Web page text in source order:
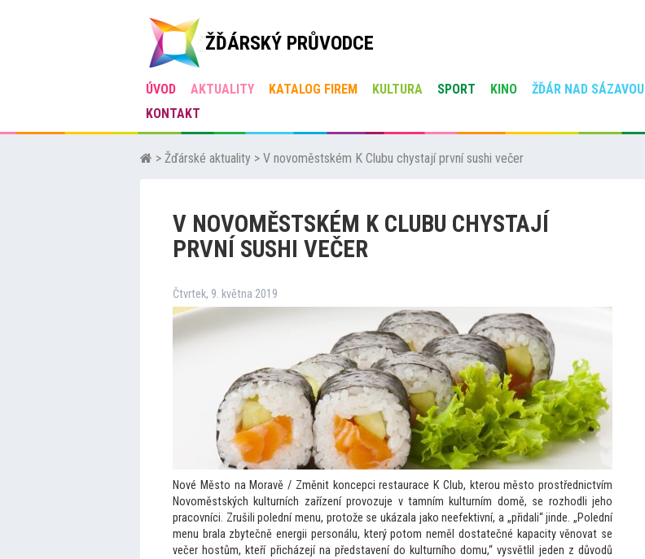
ŽĎÁRSKÝ PRŮVODCE
ÚVOD AKTUALITY KATALOG FIREM KULTURA SPORT KINO ŽĎÁR NAD SÁZAVOU
KONTAKT
> Žďárské aktuality > V novoměstském K Clubu chystají první sushi večer
V NOVOMĚSTSKÉM K CLUBU CHYSTAJÍ
PRVNÍ SUSHI VEČER
Čtvrtek, 9. května 2019
Nové Město na Moravě / Změnit koncepci restaurace K Club, kterou město prostřednictvím
Novoměstských kulturních zařízení provozuje v tamním kulturním domě, se rozhodli jeho
pracovníci. Zrušili polední menu, protože se ukázala jako neefektivní, a „přidali“ jinde. „Polední
menu brala zbytečně energii personálu, který potom neměl dostatečné kapacity věnovat se
večer hostům, kteří přicházejí na představení do kulturního domu,“ vysvětlil jeden z důvodů